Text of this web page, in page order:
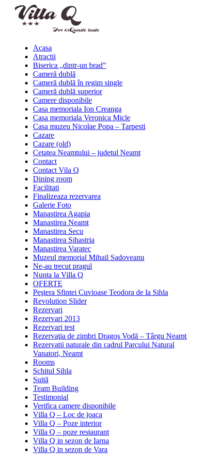
Acasa
Atractii
Biserica „dintr-un brad”
Cameră dublă
Cameră dublă în regim single
Cameră dublă superior
Camere disponibile
Casa memoriala Ion Creanga
Casa memoriala Veronica Micle
Casa muzeu Nicolae Popa – Tarpesti
Cazare
Cazare (old)
Cetatea Neamtului – judetul Neamt
Contact
Contact Vila Q
Dining room
Facilitati
Finalizeaza rezervarea
Galerie Foto
Manastirea Agapia
Manastirea Neamt
Manastirea Secu
Manastirea Sihastria
Manastirea Varatec
Muzeul memorial Mihail Sadoveanu
Ne-au trecut pragul
Nunta la Villa Q
OFERTE
Peştera Sfintei Cuvioase Teodora de la Sihla
Revolution Slider
Rezervari
Rezervari 2013
Rezervari test
Rezervaţia de zimbri Dragoş Vodă – Târgu Neamţ
Rezervatii naturale din cadrul Parcului Natural
Vanatori, Neamt
Rooms
Schitul Sihla
Suită
Team Building
Testimonial
Verifica camere disponibile
Villa Q – Loc de joaca
Villa Q – Poze interior
Villa Q – poze restaurant
Villa Q in sezon de Iarna
Villa Q in sezon de Vara